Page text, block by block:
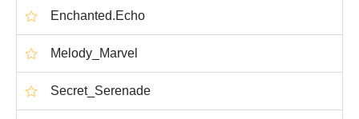
Enchanted.Echo
Melody_Marvel
Secret_Serenade